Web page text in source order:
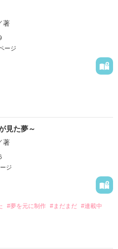
を元に制作しました！と言って
てですね？(笑)
たりとか、主人公の過去だった
の体験とリンクしております。
壊しだします。
著
ージ
して！
頑張りますので、皆様応援のほ
見た夢～
著
ジ
#夢を元に制作 #まだまだ #連載中